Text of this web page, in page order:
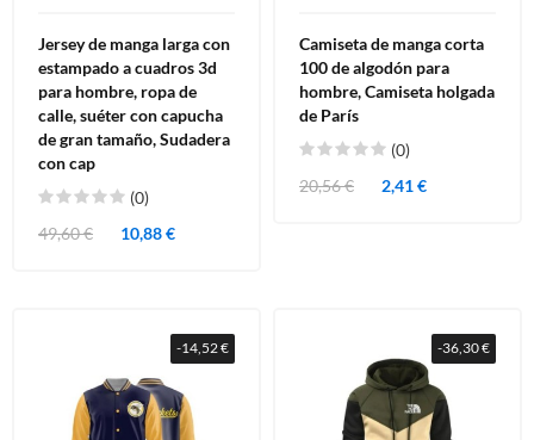
Jersey de manga larga con
estampado a cuadros 3d
para hombre, ropa de
calle, suéter con capucha
de gran tamaño, Sudadera
con cap
(0)
49,60 €
10,88 €
Camiseta de manga corta
100 de algodón para
hombre, Camiseta holgada
de París
(0)
20,56 €
2,41 €
-14,52 € -36,30 €